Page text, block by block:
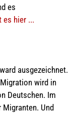
es
es hier ...
ausgezeichnet.
wird in
Deutschen. Im
Migranten. Und